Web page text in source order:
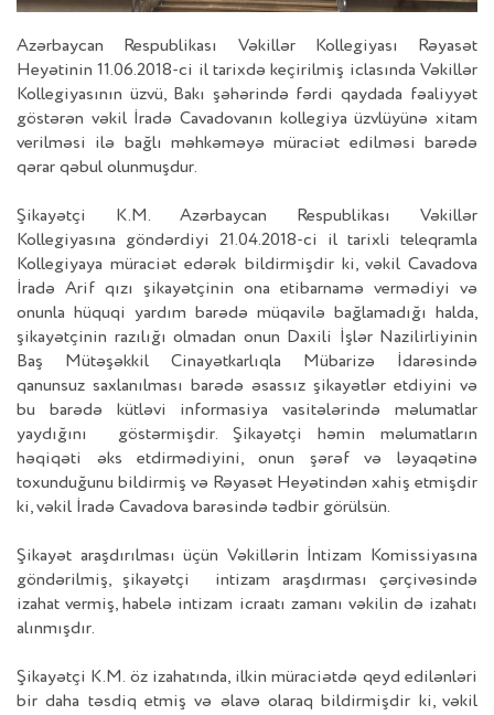
Azərbaycan Respublikası Vəkillər Kollegiyası Rəyasət
Heyətinin 11.06.2018-ci il tarixdə keçirilmiş iclasında Vəkillər
Kollegiyasının üzvü, Bakı şəhərində fərdi qaydada fəaliyyət
göstərən vəkil İradə Cavadovanın kollegiya üzvlüyünə xitam
verilməsi ilə bağlı məhkəməyə müraciət edilməsi barədə
qərar qəbul olunmuşdur.
Şikayətçi K.M. Azərbaycan Respublikası Vəkillər
Kollegiyasına göndərdiyi 21.04.2018-ci il tarixli teleqramla
Kollegiyaya müraciət edərək bildirmişdir ki, vəkil Cavadova
İradə Arif qızı şikayətçinin ona etibarnamə vermədiyi və
onunla hüquqi yardım barədə müqavilə bağlamadığı halda,
şikayətçinin razılığı olmadan onun Daxili İşlər Nazilirliyinin
Baş Mütəşəkkil Cinayətkarlıqla Mübarizə İdarəsində
qanunsuz saxlanılması barədə əsassız şikayətlər etdiyini və
bu barədə kütləvi informasiya vasitələrində məlumatlar
yaydığını göstərmişdir. Şikayətçi həmin məlumatların
həqiqəti əks etdirmədiyini, onun şərəf və ləyaqətinə
toxunduğunu bildirmiş və Rəyasət Heyətindən xahiş etmişdir
ki, vəkil İradə Cavadova barəsində tədbir görülsün.
Şikayət araşdırılması üçün Vəkillərin İntizam Komissiyasına
göndərilmiş, şikayətçi intizam araşdırması çərçivəsində
izahat vermiş, habelə intizam icraatı zamanı vəkilin də izahatı
alınmışdır.
Şikayətçi K.M. öz izahatında, ilkin müraciətdə qeyd edilənləri
bir daha təsdiq etmiş və əlavə olaraq bildirmişdir ki, vəkil